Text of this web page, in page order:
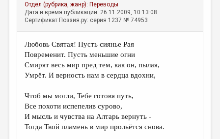
ЛИТСАЛОН
ПРАВИЛА САЙТА
ОТДЕЛЫ И РУБРИКИ
ДАЙДЖЕСТ
ПРОИЗВЕДЕНИЯ
Отдел (рубрика, жанр): Переводы
Дата и время публикации: 26.11.2009, 10:13:08
Сертификат Поэзия.ру: серия 1237 № 74953
Любовь Святая! Пусть сиянье Рая
Повременит. Пусть меньшие огни
Смирят весь мир пред тем, как он, пылая,
Умрёт. И верность нам в сердца вдохни,
Чтоб мы могли, Тебе готовя путь,
Все похоти испепелив сурово,
И мысль и чувства на Алтарь вернуть -
Тогда Твой пламень в мир прольётся снова.